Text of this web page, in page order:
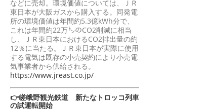
などに売却。環境価値については、ＪＲ
東日本が大阪ガスから購入する。同発電
所の環境価値は年間約5.3億kWh分で、
これは年間約22万㌧のCO2削減に相当
し、ＪＲ東日本におけるCO2排出量の約
12％に当たる。ＪＲ東日本が実際に使用
する電気は既存の小売契約により小売電
気事業者から供給される。
https://www.jreast.co.jp/
👉嵯峨野観光鉄道 新たなトロッコ列車
の試運転開始